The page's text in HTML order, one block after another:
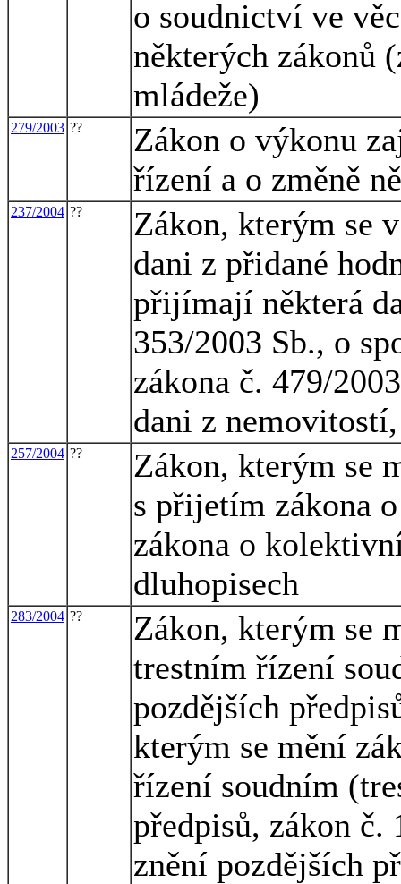
o soudnictví ve
některých zákonů
mládeže)
279/2003 ??
Zákon o výkonu
řízení a o změně
237/2004 ??
Zákon, kterým se
dani z přidané
přijímají některá
353/2003 Sb., o
zákona č. 479/
dani z
257/2004 ??
Zákon, kterým se
s přijetím zákona
zákona o
dluhopisech
283/2004 ??
Zákon, kterým se
trestním řízení
pozdějších
kterým se mění
řízení soudním
předpisů, zákon č.
znění pozdějších